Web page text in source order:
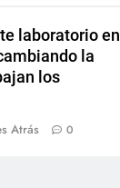
laboratorio en
la
los
Atrás 0